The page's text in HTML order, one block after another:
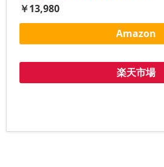
￥13,980
Amazon
楽天市場